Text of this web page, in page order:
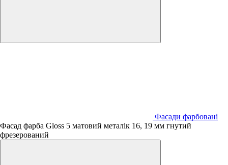
Фасади фарбовані
Фасад фарба Gloss 5 матовий металік 16, 19 мм гнутий
фрезерований